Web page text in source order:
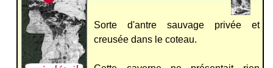
Sorte d'antre sauvage privée et
creusée dans le coteau.